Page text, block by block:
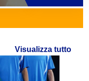
Visualizza tutto